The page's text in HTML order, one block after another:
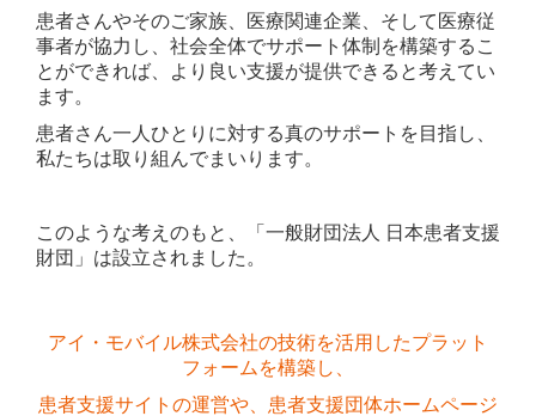
患者さんやそのご家族、医療関連企業、そして医療従
事者が協力し、 社会全体でサポート体制を構築するこ
とができれば、
より良い支援が提供できると考えてい
ます。
患者さん一人ひとりに対する真のサポートを目指し、
私たちは取り組んでまいります。
このような考えのもと、「一般財団法人 日本患者支援
財団」は設立されました。
アイ・モバイル株式会社の技術を活用したプラット
フォームを構築し、
患者支援サイトの運営や、患者支援団体ホームページ